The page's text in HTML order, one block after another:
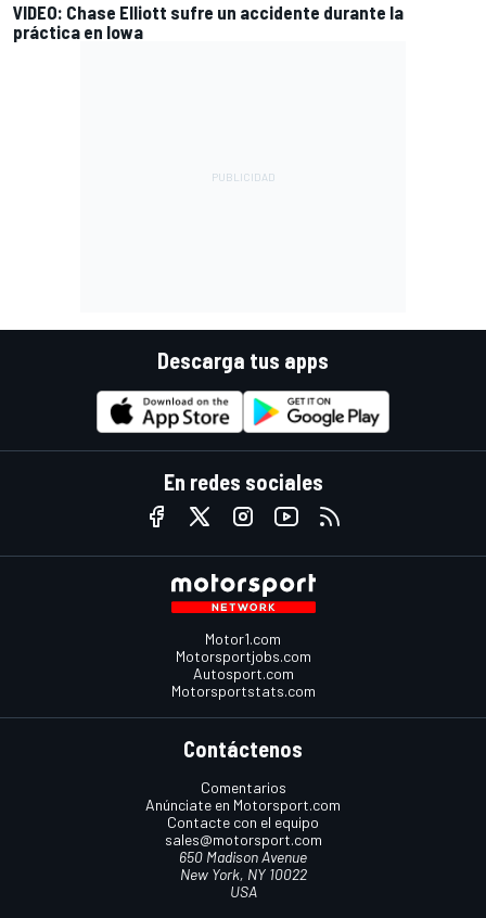
VIDEO: Chase Elliott sufre un accidente durante la
práctica en Iowa
Descarga tus apps
En redes sociales
Motor1.com
Motorsportjobs.com
Autosport.com
Motorsportstats.com
Contáctenos
Comentarios
Anúnciate en Motorsport.com
Contacte con el equipo
sales@motorsport.com
650 Madison Avenue
New York, NY 10022
USA